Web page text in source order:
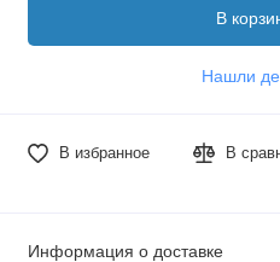
В
Нашли
В избранное В
Информация о доставке